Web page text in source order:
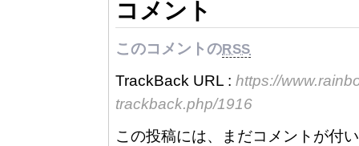
コメント
このコメントのRSS
TrackBack URL : https://
trackback.php/1916
この投稿には、まだコメントが付